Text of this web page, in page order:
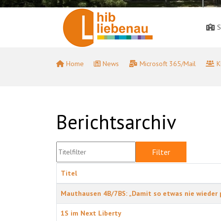
Home News Microsoft 365/Mail
Berichtsarchiv
Filter
Titel
Mauthausen 4B/7BS: „Damit so etwas nie wieder
1S im Next Liberty